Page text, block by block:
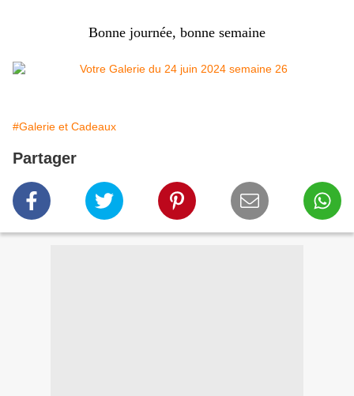
Bonne journée, bonne semaine
#Galerie et Cadeaux
Partager